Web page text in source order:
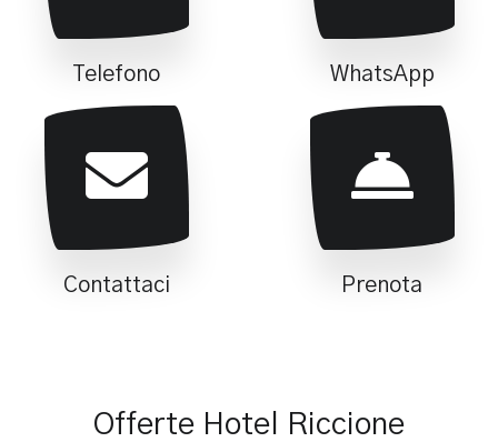
Telefono WhatsApp
Contattaci Prenota
Offerte Hotel Riccione